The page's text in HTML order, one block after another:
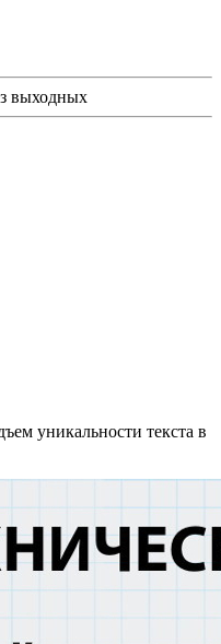
выходных
уникальности текста в